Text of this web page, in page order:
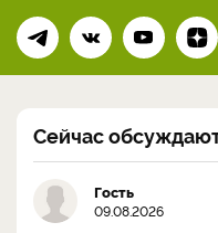
Сейчас
Гость
09.08.2026